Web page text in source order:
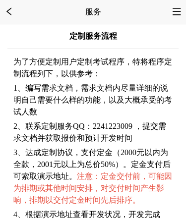
服务
定制服务流程
为了方便定制用户定制考试程序，特将程序定
制流程列下，以供参考：
1、编写需求文档，需求文档内尽量详细的说
明自己需要什么样的功能，以及大概承受的考
试人数
2、联系定制服务QQ：2241223009 ，提交需
求文档并获取报价和预计开发时间
3、达成定制协议，支付定金（2000元以内为
全款，2001元以上为总价50%）。定金支付后
可索取演示地址。 注意：定金交付前，可能因
为排期或其他时间安排，对交付时间产生影
响，排期以交付定金时间先后排序。
4、根据演示地址查看开发状况，开发完成